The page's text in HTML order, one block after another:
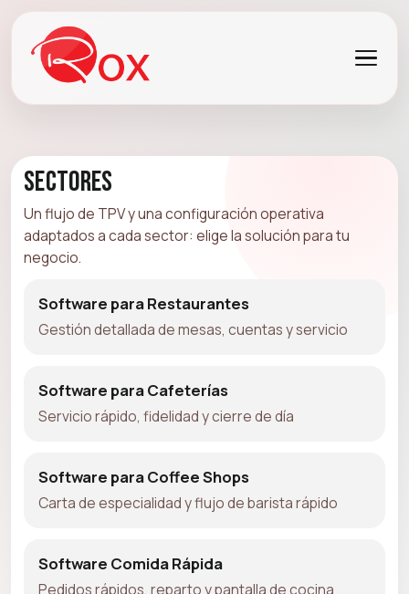
Sectores
Un flujo de TPV y una configuración operativa
adaptados a cada sector: elige la solución para tu
negocio.
Software para Restaurantes
Gestión detallada de mesas, cuentas y servicio
Software para Cafeterías
Servicio rápido, fidelidad y cierre de día
Software para Coffee Shops
Carta de especialidad y flujo de barista rápido
Software Comida Rápida
Pedidos rápidos, reparto y pantalla de cocina